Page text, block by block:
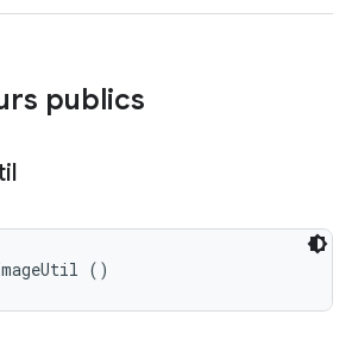
publics
()